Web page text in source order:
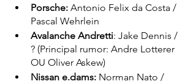
Porsche: Antonio Felix da Costa /
Pascal Wehrlein
Avalanche Andretti: Jake Dennis /
? (Principal rumor: Andre Lotterer
OU Oliver Askew)
Nissan e.dams: Norman Nato /